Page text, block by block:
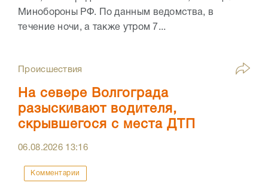
Минобороны РФ. По данным ведомства, в
течение ночи, а также утром 7...
Происшествия
На севере Волгограда
разыскивают водителя,
скрывшегося с места ДТП
06.08.2026 13:16
Комментарии